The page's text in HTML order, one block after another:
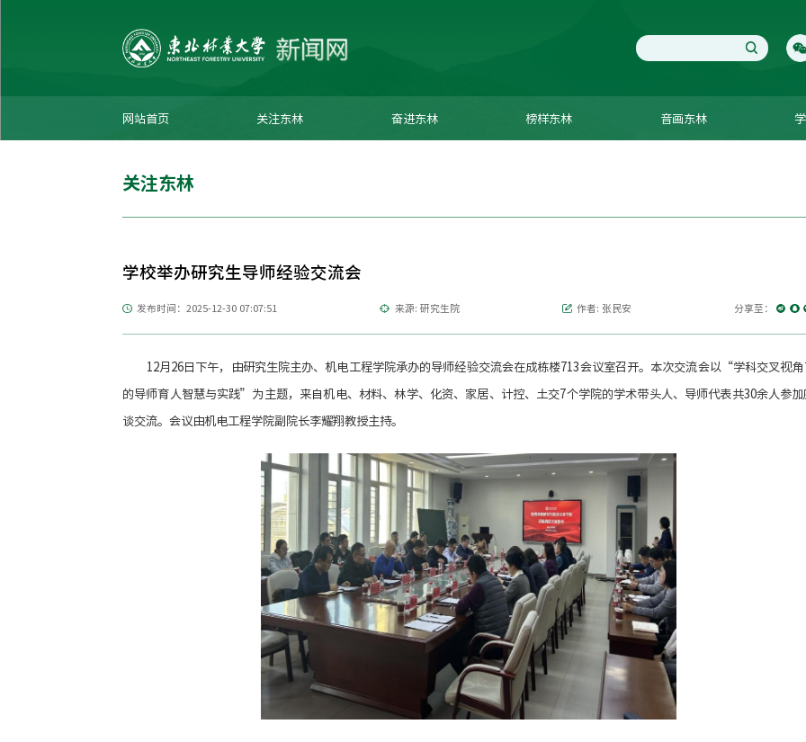
网站首页 关注东林 奋进东林 榜样东林 音画东林
关注东林
学校举办研究生导师经验交流会
发布时间：2025-12-30 07:07:51 来源: 研究生院 作者: 张民安 分享至：
12月26日下午，由研究生院主办、机电工程学院承办的导师经验交流会在成栋楼713会议室召开。本次交流会以“学科交叉视
的导师育人智慧与实践”为主题，来自机电、材料、林学、化资、家居、计控、土交7个学院的学术带头人、导师代表共30余人参
谈交流。会议由机电工程学院副院长李耀翔教授主持。